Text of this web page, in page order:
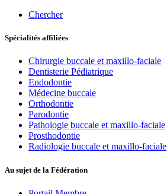
Chercher
Spécialités affiliées
Chirurgie buccale et maxillo-faciale
Dentisterie Pédiatrique
Endodontie
Médecine buccale
Orthodontie
Parodontie
Pathologie buccale et maxillo-faciale
Prosthodontie
Radiologie buccale et maxillo-faciale
Au sujet de la Fédération